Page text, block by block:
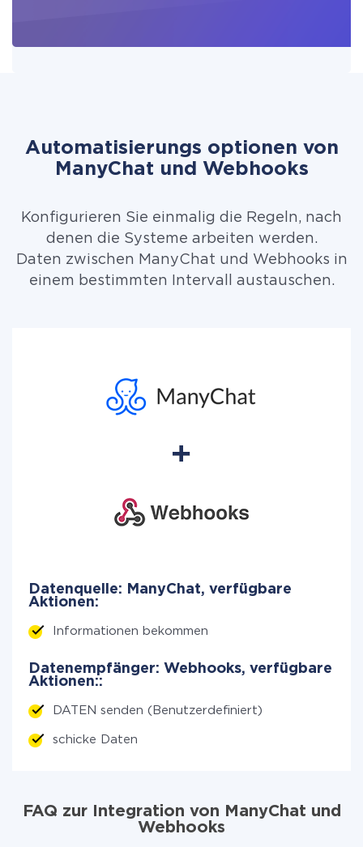
Automatisierungs optionen von
ManyChat und Webhooks
Konfigurieren Sie einmalig die Regeln, nach
denen die Systeme arbeiten werden.
Daten zwischen ManyChat und Webhooks in
einem bestimmten Intervall austauschen.
Datenquelle: ManyChat, verfügbare
Aktionen:
Informationen bekommen
Datenempfänger: Webhooks, verfügbare
Aktionen::
DATEN senden (Benutzerdefiniert)
schicke Daten
FAQ zur Integration von ManyChat und
Webhooks